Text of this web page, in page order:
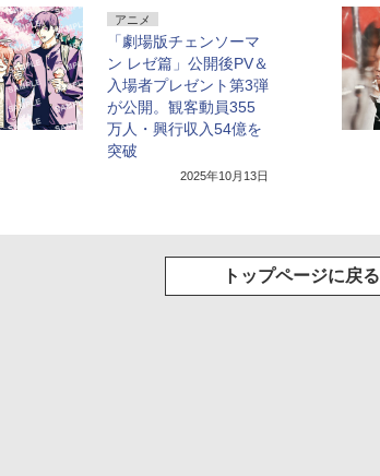
アニメ
「劇場版チェンソーマ
ン レゼ篇」公開後PV＆
入場者プレゼント第3弾
が公開。観客動員355
万人・興行収入54億を
突破
2025年10月13日
トップページに戻る